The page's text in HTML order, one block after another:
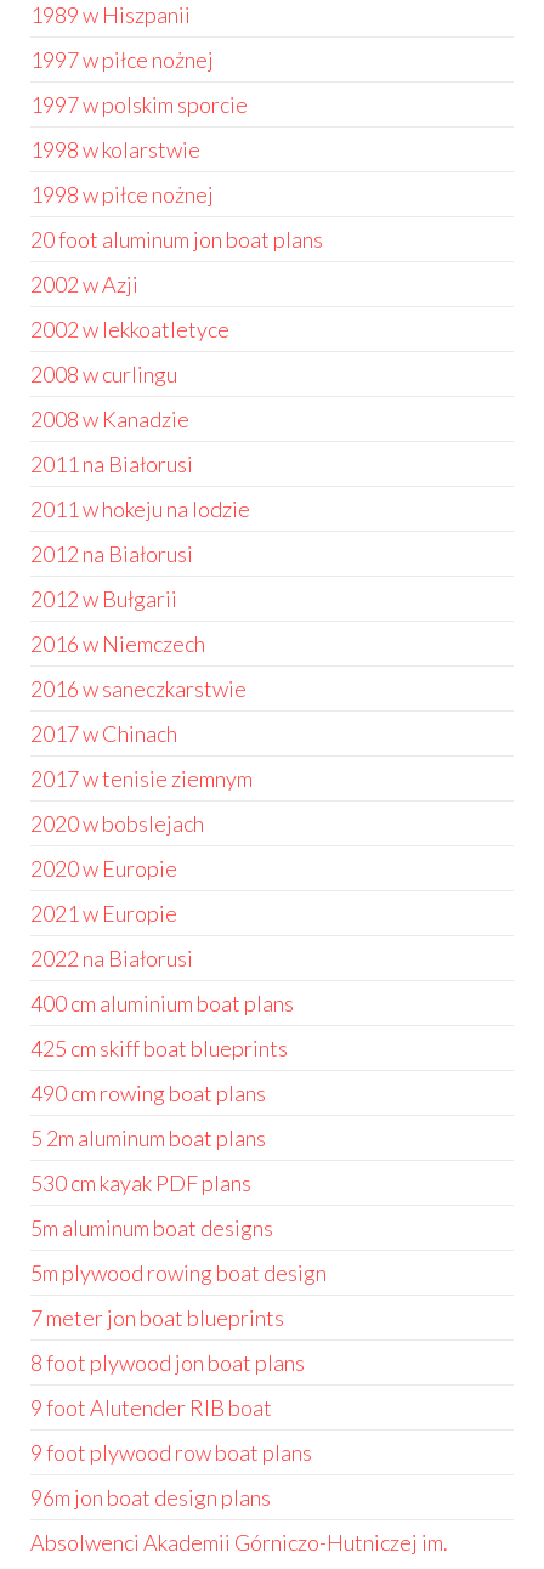
1989 w Hiszpanii
1997 w piłce nożnej
1997 w polskim sporcie
1998 w kolarstwie
1998 w piłce nożnej
20 foot aluminum jon boat plans
2002 w Azji
2002 w lekkoatletyce
2008 w curlingu
2008 w Kanadzie
2011 na Białorusi
2011 w hokeju na lodzie
2012 na Białorusi
2012 w Bułgarii
2016 w Niemczech
2016 w saneczkarstwie
2017 w Chinach
2017 w tenisie ziemnym
2020 w bobslejach
2020 w Europie
2021 w Europie
2022 na Białorusi
400 cm aluminium boat plans
425 cm skiff boat blueprints
490 cm rowing boat plans
5 2m aluminum boat plans
530 cm kayak PDF plans
5m aluminum boat designs
5m plywood rowing boat design
7 meter jon boat blueprints
8 foot plywood jon boat plans
9 foot Alutender RIB boat
9 foot plywood row boat plans
96m jon boat design plans
Absolwenci Akademii Górniczo-Hutniczej im.